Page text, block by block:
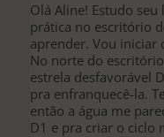
Olá Aline! Estudo
prática no escritório
aprender. Vou iniciar
No norte do
estrela desfavorável
pra enfranquecê-la.
então a água me
D1 e pra criar o ciclo